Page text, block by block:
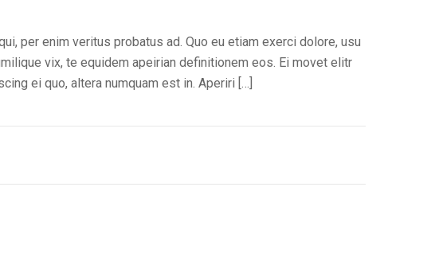
per enim veritus probatus ad. Quo eu etiam exerci dolore, usu
vix, te equidem apeirian definitionem eos. Ei movet elitr
ei quo, altera numquam est in. Aperiri […]